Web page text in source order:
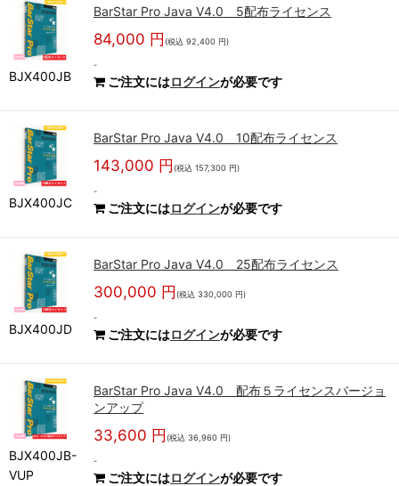
BJX400JB
BarStar Pro Java V4.0 5配布ライセンス
84,000 円 (税込 92,400 円)
-
ご注文にはログインが必要です
BJX400JC
BarStar Pro Java V4.0 10配布ライセンス
143,000 円 (税込 157,300 円)
-
ご注文にはログインが必要です
BJX400JD
BarStar Pro Java V4.0 25配布ライセンス
300,000 円 (税込 330,000 円)
-
ご注文にはログインが必要です
BJX400JB-
VUP
BarStar Pro Java V4.0 配布５ライセンスバージョ
ンアップ
33,600 円 (税込 36,960 円)
-
ご注文にはログインが必要です